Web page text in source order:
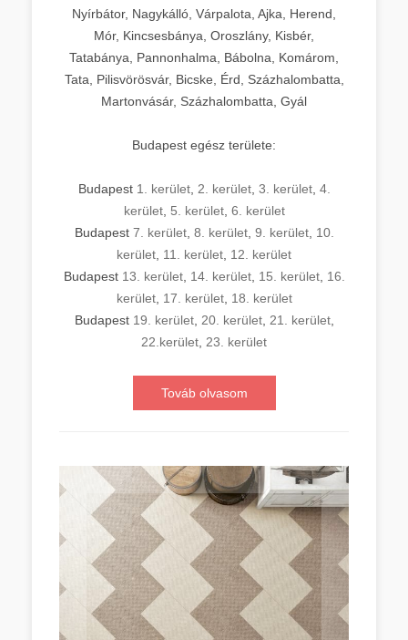
Nyírbátor, Nagykálló, Várpalota, Ajka, Herend,
Mór, Kincsesbánya, Oroszlány, Kisbér,
Tatabánya, Pannonhalma, Bábolna, Komárom,
Tata, Pilisvörösvár, Bicske, Érd, Százhalombatta,
Martonvásár, Százhalombatta, Gyál
Budapest egész területe:
Budapest 1. kerület, 2. kerület, 3. kerület, 4.
kerület, 5. kerület, 6. kerület
Budapest 7. kerület, 8. kerület, 9. kerület, 10.
kerület 11. kerület 12. kerület
Budapest 13. kerület, 14. kerület, 15. kerület, 16.
kerület, 17. kerület, 18. kerület
Budapest 19. kerület, 20. kerület, 21. kerület,
22.kerület 23. kerület
Továb olvasom